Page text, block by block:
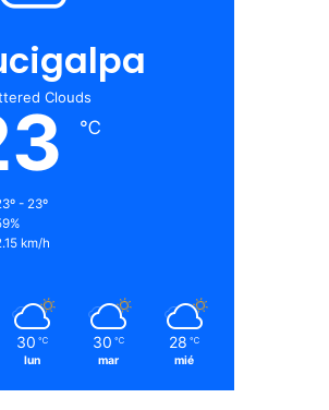
Clouds
℃
- 23º
km/h
30 ℃
lun
30 ℃
mar
28 ℃
mié